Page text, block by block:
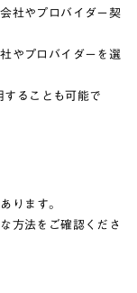
社やプロバイダー契
やプロバイダーを選
することも可能で
ります。
方法をご確認くださ